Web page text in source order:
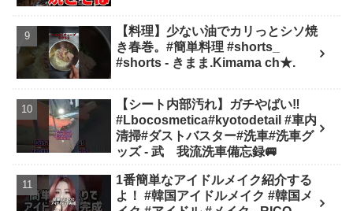
【料理】少ない油でカリっとシソ焼
き春巻。#簡単料理 #shorts_
#shorts - きまま.Kimama ch★.
【シート内部汚れ】ガチやばい‼️
#Lbocosmetica#kyotodetail #車内
清掃#ダストバスター#洗車#洗車グ
ッズ - 武 我流洗車備忘録🚐
1番簡単なアイドルメイク紹介する
よ！ #韓国アイドルメイク #韓国メ